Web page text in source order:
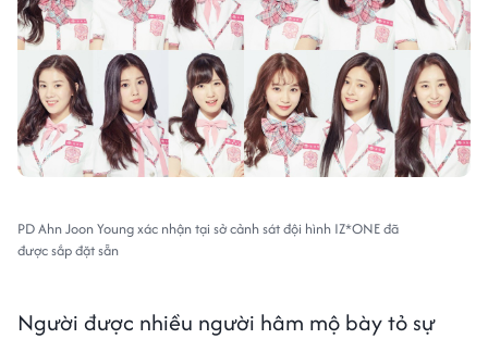
PD Ahn Joon Young xác nhận tại sở cảnh sát đội hình IZ*ONE đã
được sắp đặt sẵn
Người được nhiều người hâm mộ bày tỏ sự